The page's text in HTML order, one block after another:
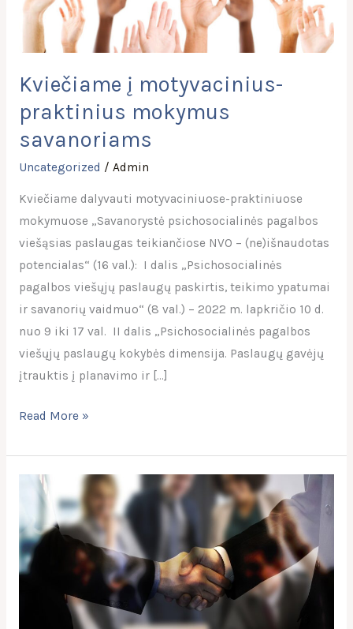
Kviečiame į motyvacinius-
praktinius mokymus
savanoriams
Uncategorized / Admin
Kviečiame dalyvauti motyvaciniuose-praktiniuose
mokymuose „Savanorystė psichosocialinės pagalbos
viešąsias paslaugas teikiančiose NVO – (ne)išnaudotas
potencialas“ (16 val.): I dalis „Psichosocialinės
pagalbos viešųjų paslaugų paskirtis, teikimo ypatumai
ir savanorių vaidmuo“ (8 val.) – 2022 m. lapkričio 10 d.
nuo 9 iki 17 val. II dalis „Psichosocialinės pagalbos
viešųjų paslaugų kokybės dimensija. Paslaugų gavėjų
įtrauktis į planavimo ir […]
Read More »
Kviečiame
dalyvauti
viešojoje
Apskritojo
stalo
diskusijoje
„Jaunimo